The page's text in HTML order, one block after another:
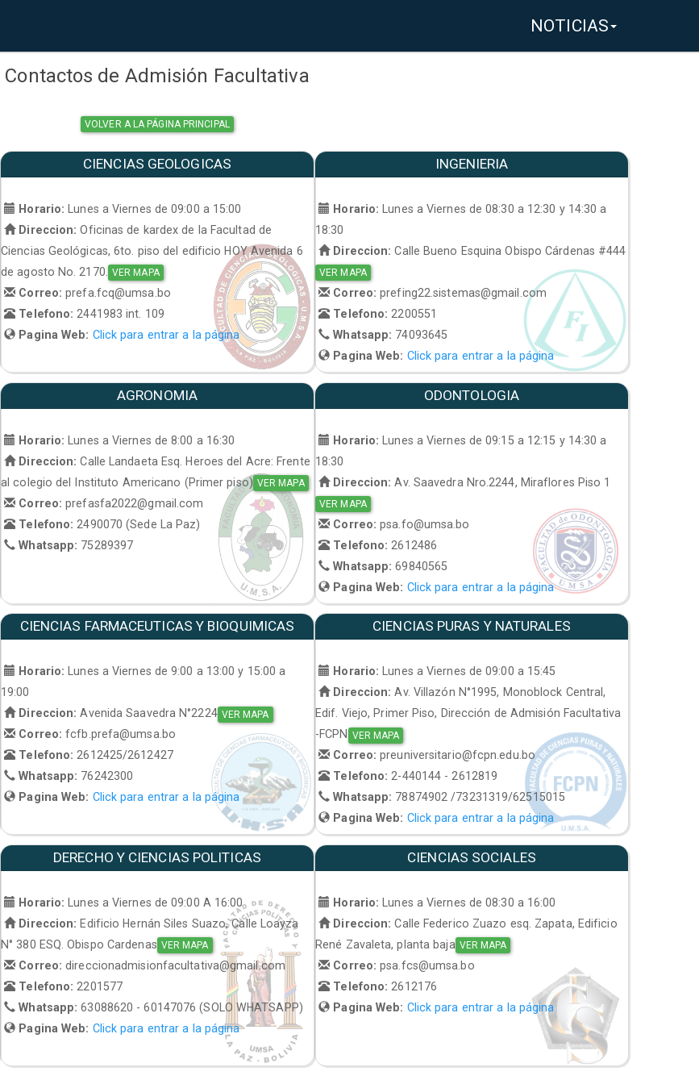
NOTICIAS
Contactos de Admisión Facultativa
VOLVER A LA PÁGINA PRINCIPAL
CIENCIAS GEOLOGICAS
Horario:
Lunes a Viernes de 09:00 a 15:00
Direccion: Oficinas de kardex de la Facultad de
Ciencias Geológicas, 6to. piso del edificio HOY Avenida 6
de agosto No. 2170.
VER MAPA
Correo:prefa.fcq@umsa.bo
Telefono: 2441983 int. 109
Pagina Web: Click para entrar a la página
INGENIERIA
Horario:
Lunes a Viernes de 08:30 a 12:30 y 14:30 a
18:30
Direccion: Calle Bueno Esquina Obispo Cárdenas #444
VER MAPA
Correo:prefing22.sistemas@gmail.com
Telefono: 2200551
Whatsapp: 74093645
Pagina Web: Click para entrar a la página
AGRONOMIA
Horario:
Lunes a Viernes de 8:00 a 16:30
Direccion: Calle Landaeta Esq. Heroes del Acre: Frente
al colegio del Instituto Americano (Primer piso) VER MAPA
Correo:prefasfa2022@gmail.com
Telefono: 2490070 (Sede La Paz)
Whatsapp: 75289397
ODONTOLOGIA
Horario:
Lunes a Viernes de 09:15 a 12:15 y 14:30 a
18:30
Direccion: Av. Saavedra Nro.2244, Miraflores Piso 1
VER MAPA
Correo:psa.fo@umsa.bo
Telefono: 2612486
Whatsapp:69840565
Pagina Web: Click para entrar a la página
CIENCIAS FARMACEUTICAS Y BIOQUIMICAS
Horario: Lunes a Viernes de 9:00 a 13:00 y 15:00 a
19:00
Direccion: Avenida Saavedra N°2224 VER MAPA
Correo:fcfb.prefa@umsa.bo
Telefono:2612425/2612427
Whatsapp: 76242300
Pagina Web: Click para entrar a la página
CIENCIAS PURAS Y NATURALES
Horario: Lunes a Viernes de 09:00 a 15:45
Direccion: Av. Villazón N°1995, Monoblock Central,
Edif. Viejo, Primer Piso, Dirección de Admisión Facultativa
-FCPN VER MAPA
Correo:preuniversitario@fcpn.edu.bo
Telefono:2-440144 - 2612819
Whatsapp: 78874902 /73231319/62515015
Pagina Web: Click para entrar a la página
DERECHO Y CIENCIAS POLITICAS
Horario:
Lunes a Viernes de 09:00 A 16:00
Direccion: Edificio Hernán Siles Suazo, Calle Loayza
N° 380 ESQ. Obispo Cardenas VER MAPA
Correo:direccionadmisionfacultativa@gmail.com
Telefono: 2201577
Whatsapp:63088620 - 60147076 (SOLO WHATSAPP)
Pagina Web: Click para entrar a la página
CIENCIAS SOCIALES
Horario:
Lunes a Viernes de 08:30 a 16:00
Direccion: Calle Federico Zuazo esq. Zapata, Edificio
René Zavaleta, planta baja VER MAPA
Correo:psa.fcs@umsa.bo
Telefono: 2612176
Pagina Web: Click para entrar a la página